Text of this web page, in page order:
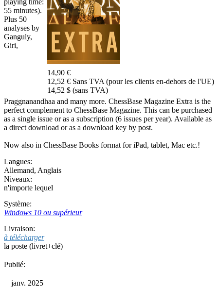
14,90 €
12,52 € Sans TVA (pour les clients en-dehors de l'UE)
14,52 $ (sans TVA)
55 minutes).
Plus 50
analyses by
Ganguly,
Giri,
Praggnanandhaa and many more. ChessBase Magazine Extra is the
perfect complement to ChessBase Magazine. This can be purchased
as a single issue or as a subscription (6 issues per year). Available as
a direct download or as a download key by post.
Now also in ChessBase Books format for iPad, tablet, Mac etc.!
Langues:
Allemand, Anglais
Niveaux:
n'importe lequel
Système:
Windows 10 ou supérieur
Livraison:
à télécharger
la poste (livret+clé)
Publié:
janv. 2025